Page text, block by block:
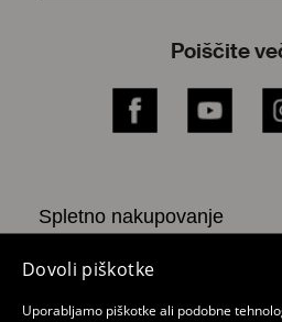
Dovoli piškotke
Uporabljamo piškotke ali podobne
Poiščite
Facebook YouTube
Spletno nakupovanje
Politika zasebnosti
Moj račun